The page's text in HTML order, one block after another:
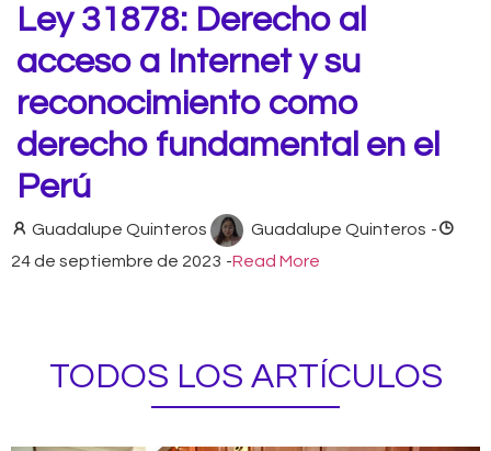
Ley 31878: Derecho al
acceso a Internet y su
reconocimiento como
derecho fundamental en el
Perú
Guadalupe Quinteros Guadalupe Quinteros -
24 de septiembre de 2023 -Read More
TODOS LOS ARTÍCULOS